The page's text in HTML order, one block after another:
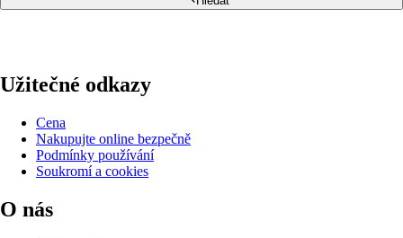
Užitečné odkazy
Cena
Nakupujte online bezpečně
Podmínky používání
Soukromí a cookies
O nás